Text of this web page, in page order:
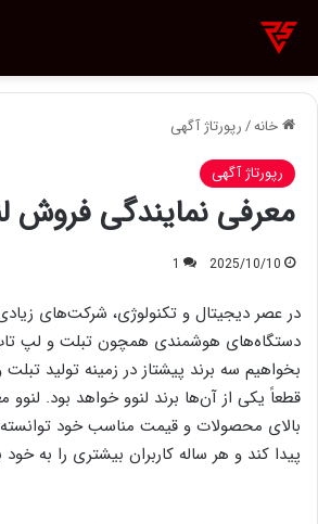
خانه/رپورتاژ آگهی
رپورتاژ آگهی
معرفی نمایندگی فروش
2025/10/10
1
در عصر دیجیتال و تکنولوژی، شرکت‌های زیادی
دستگاه‌های هوشمندی همچون تبلت و لپ تاپ
بخواهیم سه برند پیشتاز در زمینه تولید تبلت
قطعاً یکی از آن‌ها برند لنوو خواهد بود. لنوو
بالای محصولات و قیمت مناسب خود
پیدا کند و هر ساله کاربران بیشتری را به خود